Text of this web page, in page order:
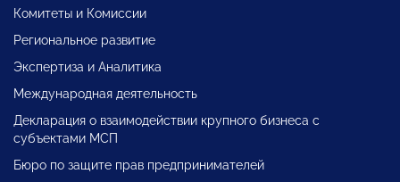
Комитеты и Комиссии
Региональное развитие
Экспертиза и Аналитика
Международная деятельность
Декларация о взаимодействии крупного бизнеса с
субъектами МСП
Бюро по защите прав предпринимателей